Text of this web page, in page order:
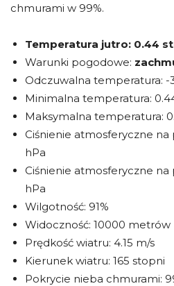
chmurami w 99%.
Temperatura jutro: 0.44
Warunki pogodowe:
Odczuwalna temperatura: -
Minimalna temperatura:
Maksymalna temperatura:
Ciśnienie atmosferyczne
hPa
Ciśnienie atmosferyczne
hPa
Wilgotność: 91%
Widoczność: 10000 metrów
Prędkość wiatru: 4.15 m/s
Kierunek wiatru: 165 stopni
Pokrycie nieba chmurami: